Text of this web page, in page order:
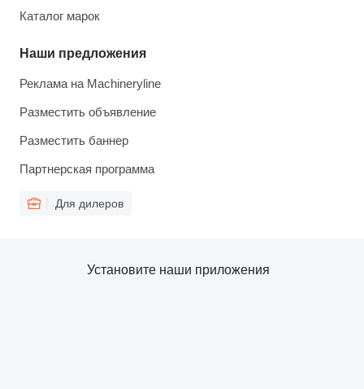
Каталог марок
Наши предложения
Реклама на Machineryline
Разместить объявление
Разместить баннер
Партнерская программа
Для дилеров
Установите наши приложения